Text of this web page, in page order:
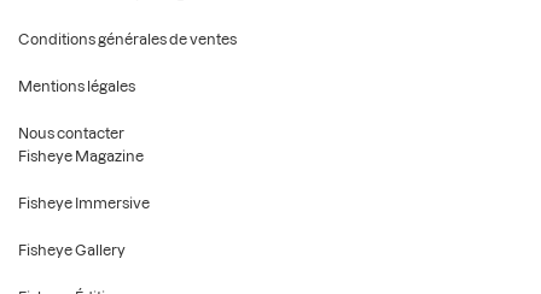
Conditions générales de ventes
Mentions légales
Nous contacter
Fisheye Magazine
Fisheye Immersive
Fisheye Gallery